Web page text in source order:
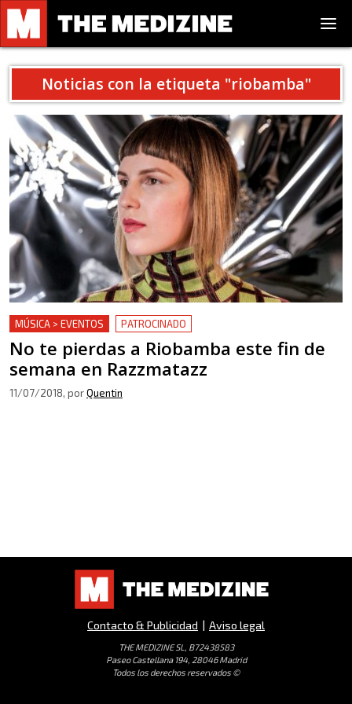
Noticias con la etiqueta "riobamba"
MÚSICA > EVENTOS PATROCINADO
No te pierdas a Riobamba este fin de
semana en Razzmatazz
11/07/2018, porQuentin
Contacto & Publicidad | Aviso legal
THE MEDIZINE SL, B72438583
Paseo Castellana 194, 28046 Madrid
Todos los derechos reservados ©